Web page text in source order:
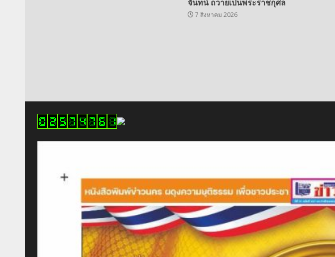
จันทน์ ถวายเป็นพระราชกุศล
7 สิงหาคม 2026